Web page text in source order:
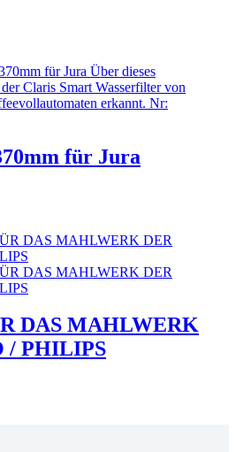
für Jura
DAS MAHLWERK
/ PHILIPS